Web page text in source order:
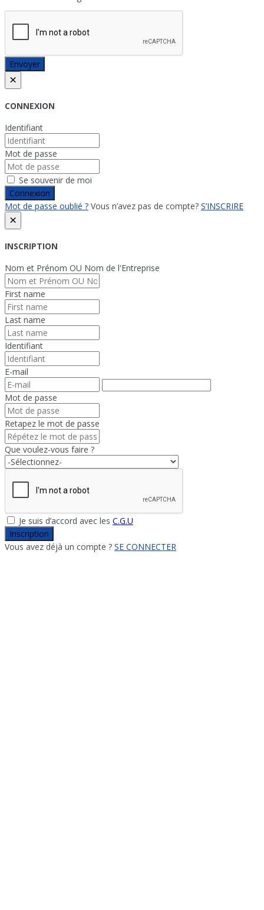
Envoyer
×
CONNEXION
Identifiant
Mot de passe
Se souvenir de moi
Connexion
Mot de passe oublié ? Vous n’avez pas de compte? S’INSCRIRE
×
INSCRIPTION
Nom et Prénom OU Nom de l'Entreprise
First name
Last name
Identifiant
E-mail
Mot de passe
Retapez le mot de passe
Que voulez-vous faire ?
Je suis d’accord avec les C.G.U
Inscription
Vous avez déjà un compte ? SE CONNECTER